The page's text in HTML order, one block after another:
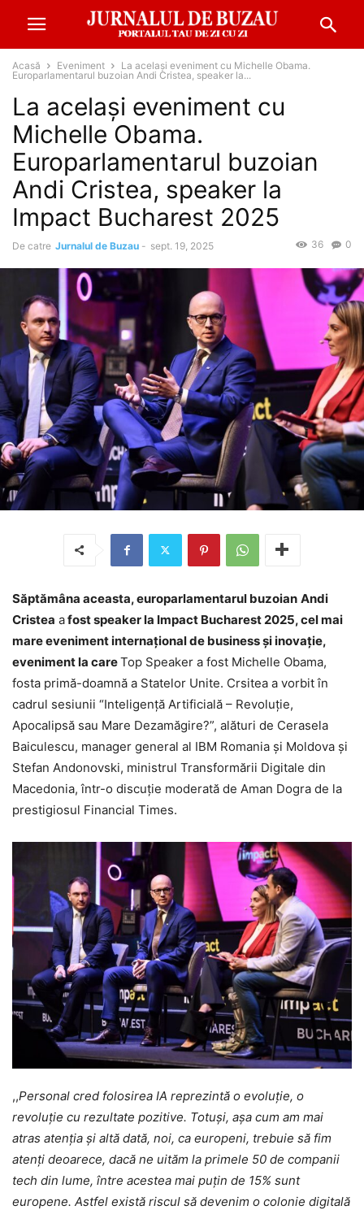
Acasă Eveniment
La același eveniment cu Michelle Obama.
Europarlamentarul buzoian Andi Cristea, speaker la...
La același eveniment cu
Michelle Obama.
Europarlamentarul buzoian
Andi Cristea, speaker la
Impact Bucharest 2025
De catre Jurnalul de Buzau - sept. 19, 2025 0
36
Săptămâna aceasta, europarlamentarul buzoian Andi
Cristea afost speaker la Impact Bucharest 2025, cel mai
mare eveniment internațional de business și inovație,
eveniment la careTop Speaker a fost Michelle Obama,
fosta primă-doamnă a Statelor Unite. Crsitea a vorbit în
cadrul sesiunii “Inteligență Artificială – Revoluție,
Apocalipsă sau Mare Dezamăgire?”, alături de Cerasela
Baiculescu, manager general al IBM Romania și Moldova și
Stefan Andonovski, ministrul Transformării Digitale din
Macedonia, într-o discuție moderată de Aman Dogra de la
prestigiosul Financial Times.
,,Personal cred folosirea IA reprezintă o evoluție, o
revoluție cu rezultate pozitive. Totuși, așa cum am mai
atras atenția și altă dată, noi, ca europeni, trebuie să fim
atenți deoarece, dacă ne uităm la primele 50 de companii
tech din lume, între acestea mai puțin de 15% sunt
europene. Astfel există riscul să devenim o colonie digitală